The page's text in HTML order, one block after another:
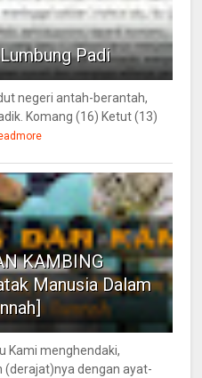
Padi
negeri antah-berantah,
Komang (16) Ketut (13)
KAMBING
Manusia Dalam
Kami menghendaki,
(derajat)nya dengan ayat-